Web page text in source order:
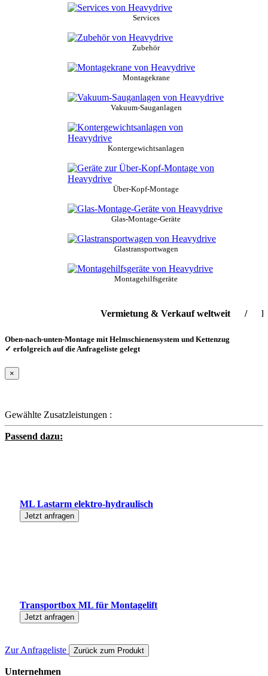
Services
Zubehör
Montagekrane
Vakuum-Sauganlagen
Kontergewichtsanlagen
Über-Kopf-Montage
Glas-Montage-Geräte
Glastransportwagen
Montagehilfsgeräte
Vermietung & Verkauf weltweit /
Oben-nach-unten-Montage mit Helmschienensystem und Kettenzug
✓ erfolgreich auf die Anfrageliste gelegt
×
Gewählte Zusatzleistungen :
Passend dazu:
ML Lastarm elektro-hydraulisch
Jetzt anfragen
Transportbox ML für Montagelift
Jetzt anfragen
Zur Anfrageliste Zurück zum Produkt
Unternehmen